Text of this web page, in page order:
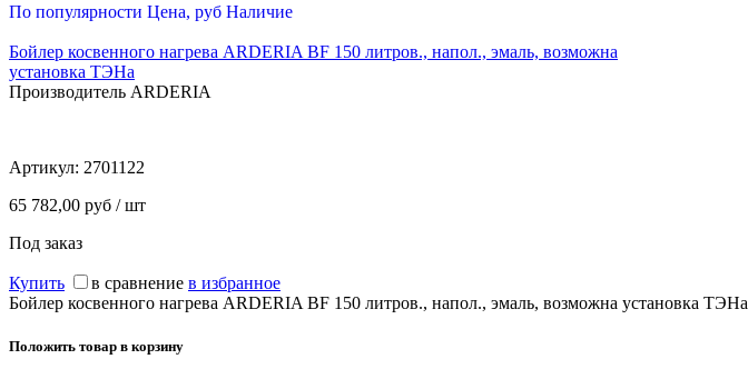
По популярности Цена, руб Наличие
Бойлер косвенного нагрева ARDERIA BF 150 литров., напол., эмаль, возможна
установка ТЭНа
Производитель ARDERIA
Артикул: 2701122
65 782,00 руб / шт
Под заказ
Купить в сравнение в избранное
Бойлер косвенного нагрева ARDERIA BF 150 литров., напол., эмаль, возможна установка ТЭНа
Положить товар в корзину